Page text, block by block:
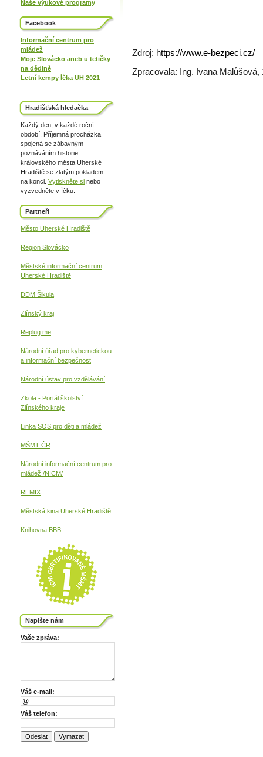
Naše výukové programy
Facebook
Informační centrum pro
mládež
Moje Slovácko aneb u tetičky
na dědině
Letní kempy Íčka UH 2021
Hradišťská hledačka
Každý den, v každé roční
období. Příjemná procházka
spojená se zábavným
poznáváním historie
královského města Uherské
Hradiště se zlatým pokladem
na konci. Vytiskněte si nebo
vyzvedněte v Íčku.
Partneři
Město Uherské Hradiště
Region Slovácko
Městské informační centrum
Uherské Hradiště
DDM Šikula
Zlínský kraj
Replug me
Národní úřad pro kybernetickou
a informační bezpečnost
Národní ústav pro vzdělávání
Zkola - Portál školství
Zlínského kraje
Linka SOS pro děti a mládež
MŠMT ČR
Národní informační centrum pro
mládež /NICM/
REMIX
Městská kina Uherské Hradiště
Knihovna BBB
Napište nám
Vaše zpráva:
Váš e-mail:
Váš telefon:
Zdroj: https://www.e-bezpeci.cz/
Zpracovala: Ing. Ivana Malůšová,